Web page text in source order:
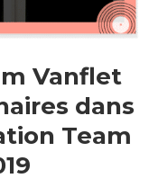
Vanflet
dans
Team